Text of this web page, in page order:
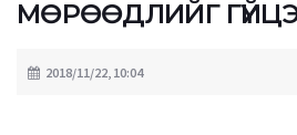
МӨРӨӨДЛИЙГ
2018/11/22, 10:04